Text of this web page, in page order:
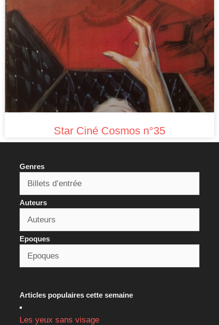
Star Ciné Cosmos n°35
Genres
Auteurs
Epoques
Articles populaires cette semaine
Les yeux sans visage